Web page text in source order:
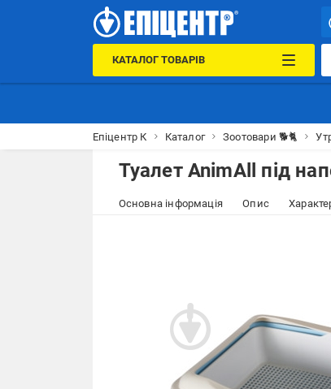
КАТАЛОГ ТОВАРІВ
Епіцентр К Каталог Зоотовари 🐕🐈
Туалет AnimAll під
Основна інформація Опис